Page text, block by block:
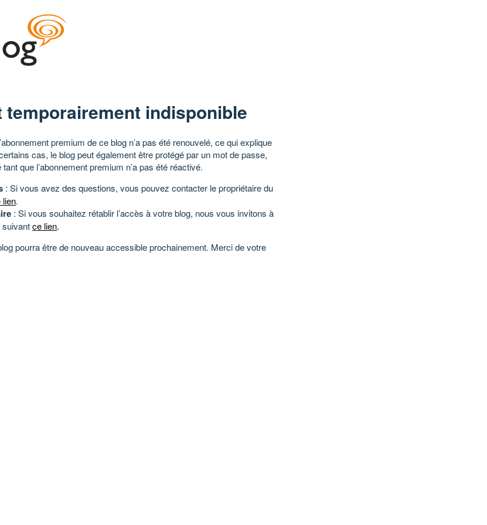
temporairement indisponible
premium de ce blog n’a pas été renouvelé, ce qui explique
cas, le blog peut également être protégé par un mot de passe,
que l’abonnement premium n’a pas été réactivé.
: Si vous avez des questions, vous pouvez contacter le propriétaire du
lien.
: Si vous souhaitez rétablir l’accès à votre blog, nous vous invitons à
suivantce lien.
pourra être de nouveau accessible prochainement. Merci de votre